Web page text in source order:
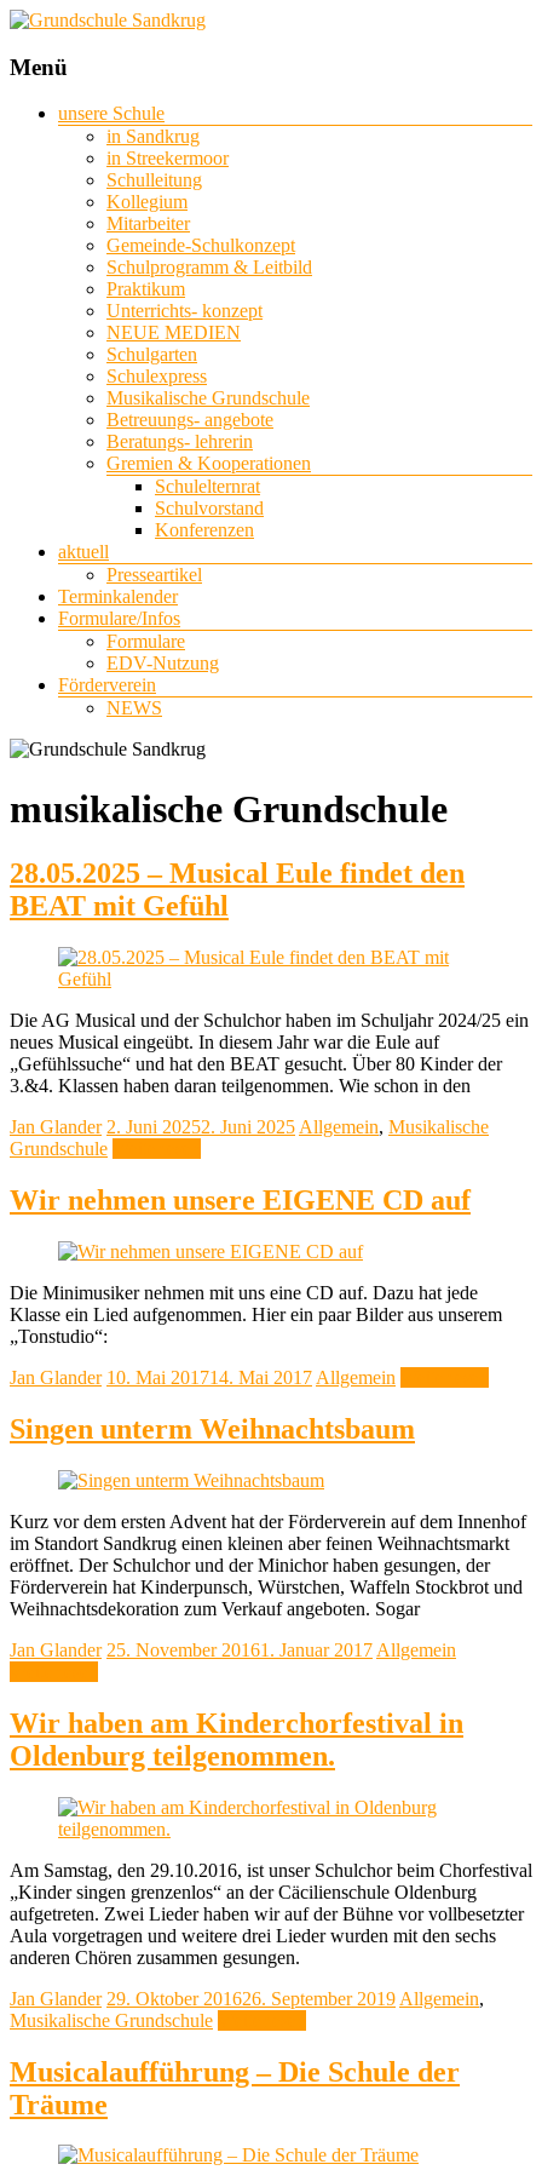
Grundschule
Streekermoor
Menü
unsere Schule
in Sandkrug
in Streekermoor
Schulleitung
Kollegium
Mitarbeiter
Gemeinde-Schulkonzept
Schulprogramm & Leitbild
Praktikum
Unterrichts- konzept
NEUE MEDIEN
Schulgarten
Schulexpress
Musikalische Grundschule
Betreuungs- angebote
Beratungs- lehrerin
Gremien & Kooperationen
Schulelternrat
Schulvorstand
Konferenzen
aktuell
Presseartikel
Terminkalender
Formulare/Infos
Formulare
EDV-Nutzung
Förderverein
NEWS
musikalische Grundschule
28.05.2025 – Musical Eule findet den
BEAT mit Gefühl
Die AG Musical und der Schulchor haben im Schuljahr 2024/25 ein
neues Musical eingeübt. In diesem Jahr war die Eule auf
„Gefühlssuche“ und hat den BEAT gesucht. Über 80 Kinder der
3.&4. Klassen haben daran teilgenommen. Wie schon in den
Jan Glander 2. Juni 20252. Juni 2025 Allgemein, Musikalische
Grundschule
Wir nehmen unsere EIGENE CD auf
Die Minimusiker nehmen mit uns eine CD auf. Dazu hat jede
Klasse ein Lied aufgenommen. Hier ein paar Bilder aus unserem
„Tonstudio“:
Jan Glander 10. Mai 201714. Mai 2017 Allgemein
Singen unterm Weihnachtsbaum
Kurz vor dem ersten Advent hat der Förderverein auf dem Innenhof
im Standort Sandkrug einen kleinen aber feinen Weihnachtsmarkt
eröffnet. Der Schulchor und der Minichor haben gesungen, der
Förderverein hat Kinderpunsch, Würstchen, Waffeln Stockbrot und
Weihnachtsdekoration zum Verkauf angeboten. Sogar
Jan Glander 25. November 20161. Januar 2017 Allgemein
Wir haben am Kinderchorfestival in
Oldenburg teilgenommen.
Am Samstag, den 29.10.2016, ist unser Schulchor beim Chorfestival
„Kinder singen grenzenlos“ an der Cäcilienschule Oldenburg
aufgetreten. Zwei Lieder haben wir auf der Bühne vor vollbesetzter
Aula vorgetragen und weitere drei Lieder wurden mit den sechs
anderen Chören zusammen gesungen.
Jan Glander 29. Oktober 201626. September 2019 Allgemein,
Musikalische Grundschule
Musicalaufführung – Die Schule der
Träume